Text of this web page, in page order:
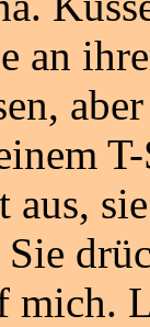
an
aus,
mich.